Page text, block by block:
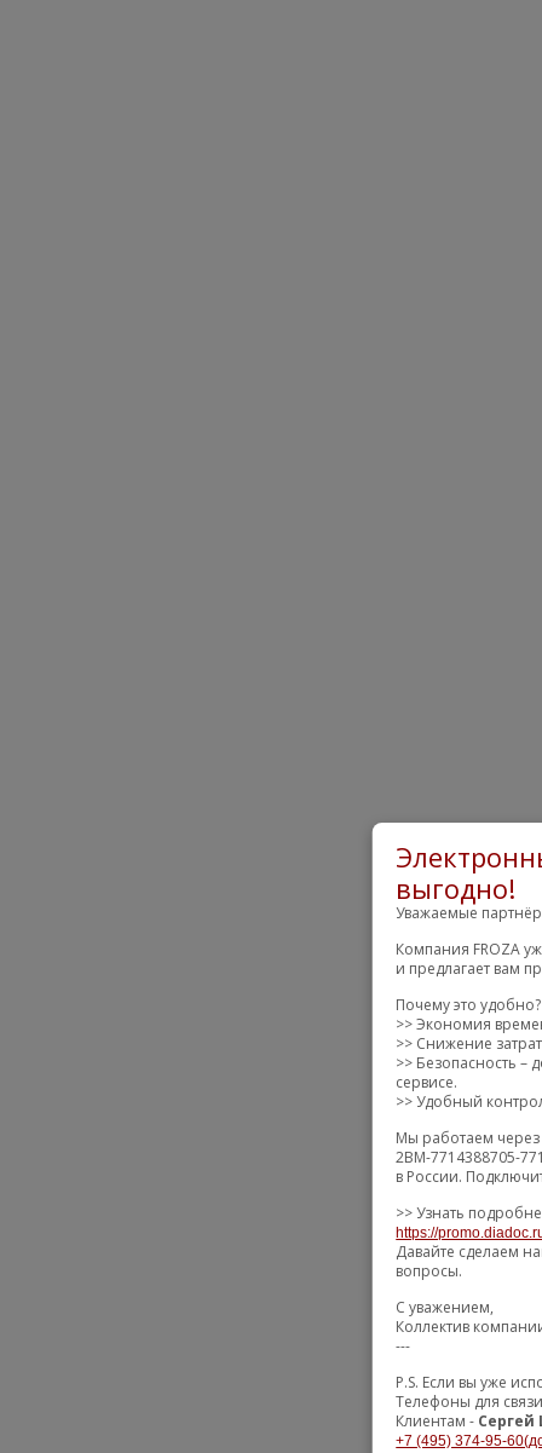
выгодно!
Уважаемые
Компания FROZA
и предлагает вам
Почему это удобно?
>> Экономия
>> Снижение
>> Безопасность
сервисе.
>> Удобный
Мы работаем
2BM-7714388705-
в России.
>> Узнать
https://
Давайте сделаем
вопросы.
С уважением,
Коллектив
---
P.S. Если вы уже
Телефоны для
Клиентам - Сергей
+7 (495) 374-95-